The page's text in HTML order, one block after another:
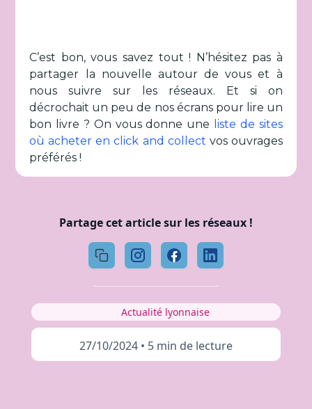
C’est bon, vous savez tout ! N’hésitez pas à
partager la nouvelle autour de vous et à
nous suivre sur les réseaux. Et si on
décrochait un peu de nos écrans pour lire un
bon livre ? On vous donne une
liste de sites
où acheter en click and collect vos ouvrages
préférés !
Partage cet article sur les réseaux !
Actualité lyonnaise
27/10/2024 • 5 min de lecture